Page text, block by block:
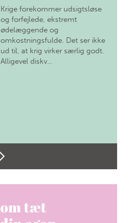
Krige forekommer udsigtsløse
og forfejlede, ekstremt
ødelæggende og
omkostningsfulde. Det ser ikke
ud til, at krig virker særlig godt.
Alligevel diskv…